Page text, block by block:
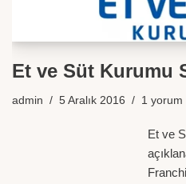
Et ve Süt Kurumu
admin 5 Aralık 2016 1 yorum
Et ve